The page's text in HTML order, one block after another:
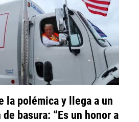
la polémica y llega a un
basura: “Es un honor a